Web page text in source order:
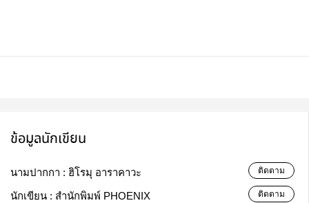
ข้อมูลนักเขียน
นามปากกา : ฮิโรมุ อาราคาวะ ติดตาม
นักเขียน : สำนักพิมพ์ PHOENIX ติดตาม